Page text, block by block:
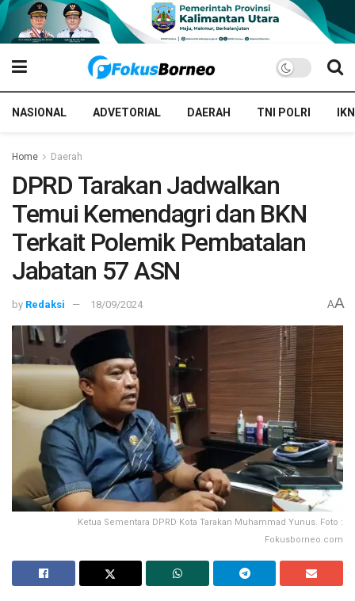
NASIONAL ADVETORIAL DAERAH TNI POLRI IKN
Home Daerah
DPRD Tarakan Jadwalkan
Temui Kemendagri dan BKN
Terkait Polemik Pembatalan
Jabatan 57 ASN
by Redaksi 18/09/2024 AA
Ketua Sementara DPRD Kota Tarakan Muhammad Yunus. Foto :
Fokusborneo.com